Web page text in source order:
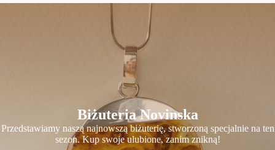
Biżuteria Novinska
Przedstawiamy naszą najnowszą biżuterię, stworzoną specjalnie na ten
sezon. Kup swoje ulubione, zanim znikną!